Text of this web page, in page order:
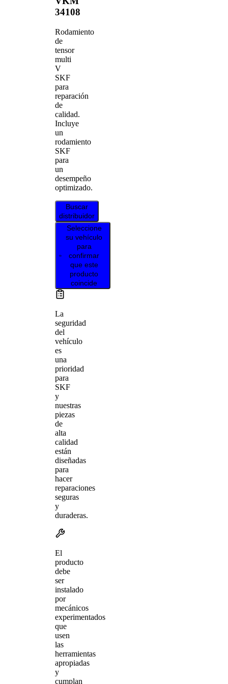
34108
Rodamiento
de
tensor
multi
V
SKF
para
reparación
de
calidad.
Incluye
un
rodamiento
SKF
para
un
desempeño
optimizado.
Buscar
distribuidor
Seleccione
su vehículo
para
confirmar
que este
producto
coincide
La
seguridad
del
vehículo
es
una
prioridad
para
SKF
y
nuestras
piezas
de
alta
calidad
están
diseñadas
para
hacer
reparaciones
seguras
y
duraderas.
El
producto
debe
ser
instalado
por
mecánicos
experimentados
que
usen
las
herramientas
apropiadas
y
cumplan